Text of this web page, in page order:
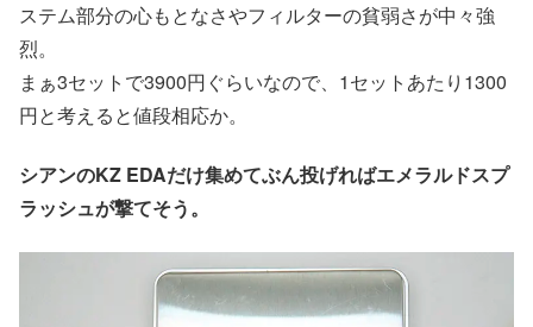
ステム部分の心もとなさやフィルターの貧弱さが中々強
烈。
まぁ3セットで3900円ぐらいなので、1セットあたり1300
円と考えると値段相応か。
シアンのKZ EDAだけ集めてぶん投げればエメラルドスプ
ラッシュが撃てそう。